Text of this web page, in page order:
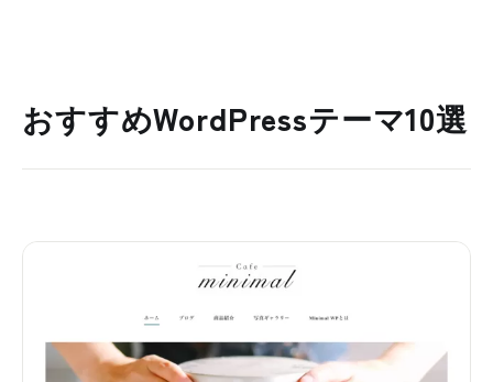
おすすめWordPressテーマ10選